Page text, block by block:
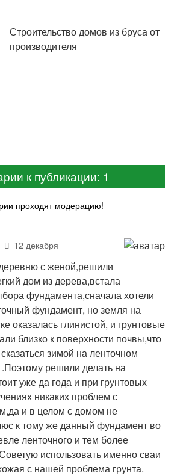
Строительство домов из бруса от
производителя
к публикации: 1
проходят модерацию!
12 декабря
с женой,решили
дом из дерева,встала
фундамента,сначала хотели
фундамент, но земля на
оказалась глинистой, и грунтовые
близко к поверхности почвы,что
зимой на ленточном
решили делать на
уже да года и при грунтовых
никаких проблем с
и в целом с домом не
к тому же данный фундамент во
ленточного и тем более
использовать именно сваи
с нашей проблема грунта.